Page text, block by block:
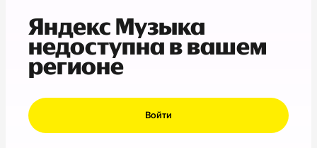
Яндекс Музыка
недоступна в вашем
регионе
Войти